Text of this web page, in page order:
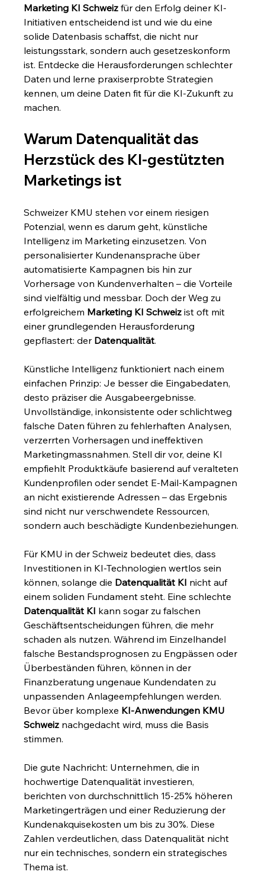
Marketing KI Schweiz für den Erfolg deiner KI-
Initiativen entscheidend ist und wie du eine
solide Datenbasis schaffst, die nicht nur
leistungsstark, sondern auch gesetzeskonform
ist. Entdecke die Herausforderungen schlechter
Daten und lerne praxiserprobte Strategien
kennen, um deine Daten fit für die KI-Zukunft zu
machen.
Warum Datenqualität das
Herzstück des KI-gestützten
Marketings ist
Schweizer KMU stehen vor einem riesigen
Potenzial, wenn es darum geht, künstliche
Intelligenz im Marketing einzusetzen. Von
personalisierter Kundenansprache über
automatisierte Kampagnen bis hin zur
Vorhersage von Kundenverhalten – die Vorteile
sind vielfältig und messbar. Doch der Weg zu
erfolgreichem Marketing KI Schweiz ist oft mit
einer grundlegenden Herausforderung
gepflastert: der Datenqualität.
Künstliche Intelligenz funktioniert nach einem
einfachen Prinzip: Je besser die Eingabedaten,
desto präziser die Ausgabeergebnisse.
Unvollständige, inkonsistente oder schlichtweg
falsche Daten führen zu fehlerhaften Analysen,
verzerrten Vorhersagen und ineffektiven
Marketingmassnahmen. Stell dir vor, deine KI
empfiehlt Produktkäufe basierend auf veralteten
Kundenprofilen oder sendet E-Mail-Kampagnen
an nicht existierende Adressen – das Ergebnis
sind nicht nur verschwendete Ressourcen,
sondern auch beschädigte Kundenbeziehungen.
Für KMU in der Schweiz bedeutet dies, dass
Investitionen in KI-Technologien wertlos sein
können, solange die Datenqualität KI nicht auf
einem soliden Fundament steht. Eine schlechte
Datenqualität KI kann sogar zu falschen
Geschäftsentscheidungen führen, die mehr
schaden als nutzen. Während im Einzelhandel
falsche Bestandsprognosen zu Engpässen oder
Überbeständen führen, können in der
Finanzberatung ungenaue Kundendaten zu
unpassenden Anlageempfehlungen werden.
Bevor über komplexe KI-Anwendungen KMU
Schweiz nachgedacht wird, muss die Basis
stimmen.
Die gute Nachricht: Unternehmen, die in
hochwertige Datenqualität investieren,
berichten von durchschnittlich 15-25% höheren
Marketingerträgen und einer Reduzierung der
Kundenakquisekosten um bis zu 30%. Diese
Zahlen verdeutlichen, dass Datenqualität nicht
nur ein technisches, sondern ein strategisches
Thema ist.